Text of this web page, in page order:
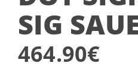
SIG
464.90€